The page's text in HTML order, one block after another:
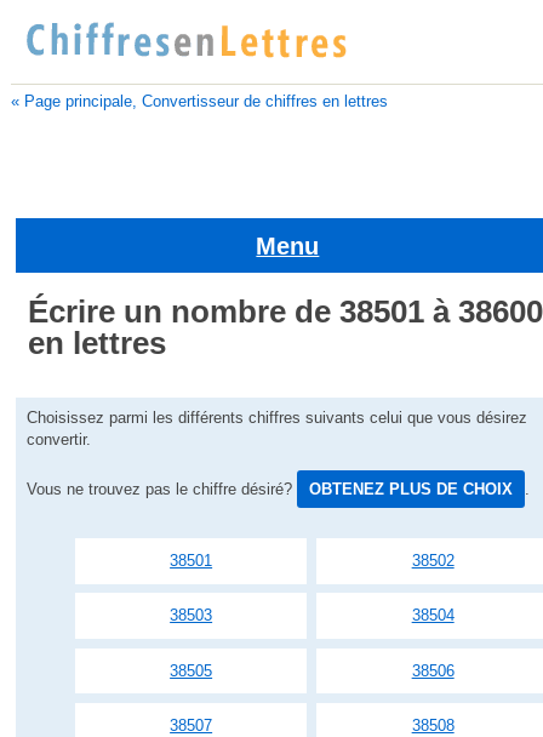
« Page principale, Convertisseur de chiffres en lettres
Menu
Écrire un nombre de 38501 à 38600
en lettres
Choisissez parmi les différents chiffres suivants celui que vous désirez
convertir.
Vous ne trouvez pas le chiffre désiré? OBTENEZ PLUS DE CHOIX
38501 38502
38503 38504
38505 38506
38507 38508